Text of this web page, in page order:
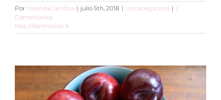
Por YolandaCambra | julio 5th, 2018 | Uncategorized | 2
Comentarios
Más información